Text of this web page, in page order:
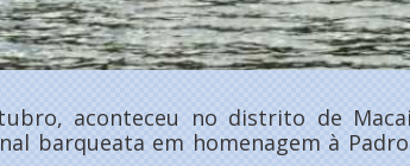
aconteceu no distrito de
barqueata em homenagem à